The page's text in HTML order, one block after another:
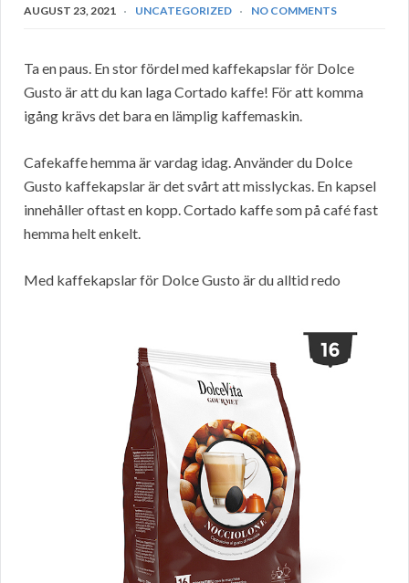
AUGUST 23, 2021 UNCATEGORIZED NO COMMENTS
Ta en paus. En stor fördel med kaffekapslar för Dolce
Gusto är att du kan laga Cortado kaffe! För att komma
igång krävs det bara en lämplig kaffemaskin.
Cafekaffe hemma är vardag idag. Använder du Dolce
Gusto kaffekapslar är det svårt att misslyckas. En kapsel
innehåller oftast en kopp. Cortado kaffe som på café fast
hemma helt enkelt.
Med kaffekapslar för Dolce Gusto är du alltid redo